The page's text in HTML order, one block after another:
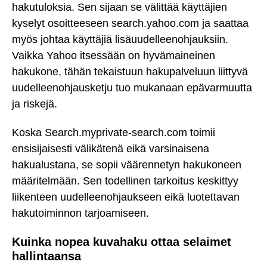
hakutuloksia. Sen sijaan se välittää käyttäjien
kyselyt osoitteeseen search.yahoo.com ja saattaa
myös johtaa käyttäjiä lisäuudelleenohjauksiin.
Vaikka Yahoo itsessään on hyvämaineinen
hakukone, tähän tekaistuun hakupalveluun liittyvä
uudelleenohjausketju tuo mukanaan epävarmuutta
ja riskejä.
Koska Search.myprivate-search.com toimii
ensisijaisesti välikätenä eikä varsinaisena
hakualustana, se sopii väärennetyn hakukoneen
määritelmään. Sen todellinen tarkoitus keskittyy
liikenteen uudelleenohjaukseen eikä luotettavan
hakutoiminnon tarjoamiseen.
Kuinka nopea kuvahaku ottaa selaimet
hallintaansa